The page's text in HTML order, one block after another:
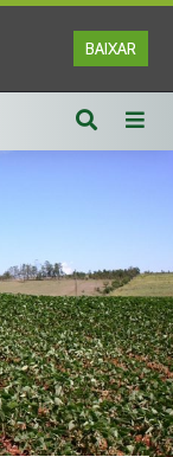
BAIXAR